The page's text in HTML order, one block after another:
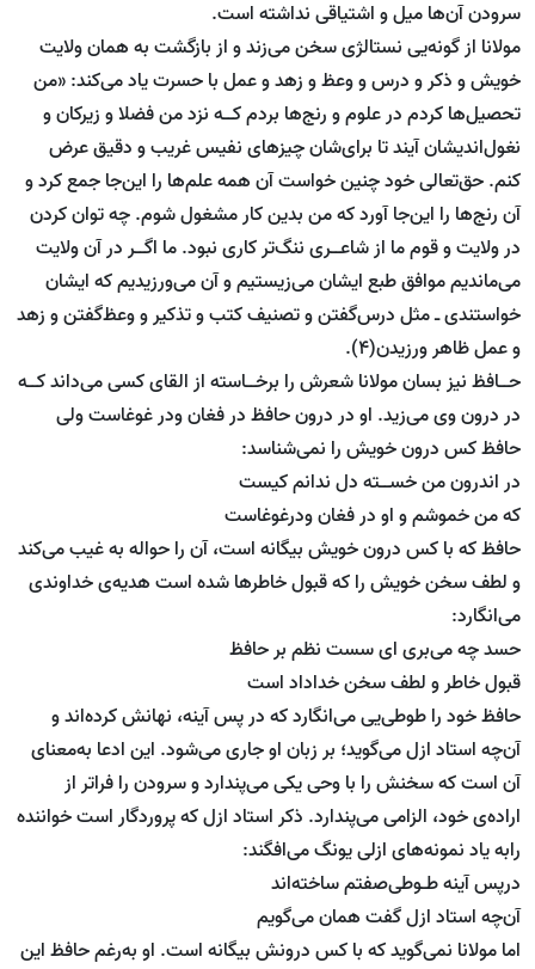
سرودن آن‌ها میل و اشتیاقی نداشته است.
مولانا از گونه‌یی نستالژی سخن می‌زند و از بازگشت به همان ولایت
خویش و ذکر و درس و وعظ و زهد و عمل با حسرت یاد می‌کند: «من
تحصیل‌ها کردم در علوم و رنج‌ها بردم کــه نزد من فضلا و زیرکان و
نغول‌اندیشان آیند تا برای‌شان چیز‌های نفیس غریب و دقیق عرض
کنم. حق‌تعالی خود چنین خواست آن همه علم‌ها را این‌جا جمع کرد و
آن رنج‌ها را این‌جا آورد که من بدین کار مشغول شوم. چه توان کردن
در ولایت و قوم ما از شاعــری ننگ‌تر کاری نبود. ما اگــر در آن ولایت
می‌ماندیم موافق طبع ایشان می‌زیستیم و آن می‌ورزیدیم که ایشان
خواستندی ـ مثل درس‌گفتن و تصنیف کتب و تذکیر و وعظ‌گفتن و زهد
و عمل ظاهر ورزیدن(4).
حــافظ نیز بسان مولانا شعرش را برخــاسته از القای کسی می‌داند کــه
در درون وی می‌زید. او در درون حافظ در فغان ودر غوغاست ولی
حافظ کس درون خویش را نمی‌شناسد:
در اندرون من خســته دل ندانم کیست
که من خموشم و او در فغان ودرغوغاست
حافظ که با کس درون خویش بیگانه است، آن را حواله به غیب می‌کند
و لطف سخن خویش را که قبول خاطر‌ها شده است هدیه‌ی خداوندی
می‌انگارد:
حسد چه می‌بری ای سست نظم بر حافظ
قبول خاطر و لطف سخن خداداد است
حافظ خود را طوطی‌یی می‌انگارد که در پس آینه، نهانش کرده‌اند و
آن‌چه استاد ازل می‌گوید؛ بر زبان او جاری می‌شود. این ادعا به‌معنای
آن است که سخنش را با وحی یکی می‌پندارد و سرودن را فراتر از
اراده‌ی خود، الزامی‌ می‌پندارد. ذکر استاد ازل که پروردگار است خواننده
رابه یاد نمونه‌های ازلی یونگ می‌افگند:
درپس آینه طـوطی‌صفتم ساخته‌اند
آن‌چه استاد ازل گفت همان می‌گویم
اما مولانا نمی‌گوید که با کس درونش بیگانه است. او به‌رغم حافظ این